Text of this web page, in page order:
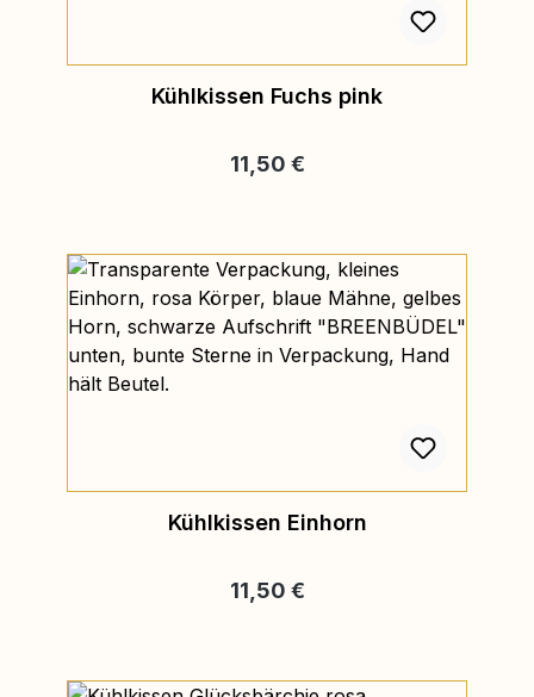
Kühlkissen Fuchs pink
Regulärer Preis:
11,50 €
Kühlkissen Einhorn
Regulärer Preis:
11,50 €